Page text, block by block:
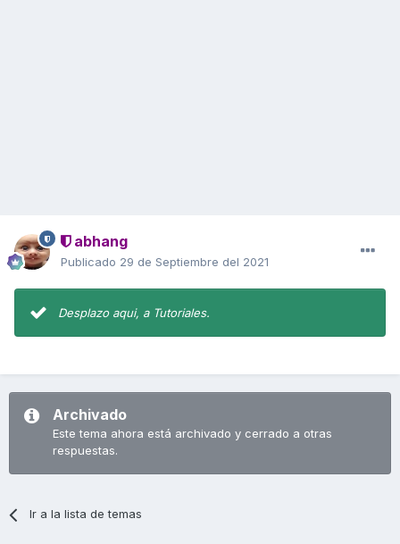
abhang
Publicado 29 de Septiembre del 2021
Desplazo aqui, a Tutoriales.
Archivado
Este tema ahora está archivado y cerrado a otras
respuestas.
Ir a la lista de temas